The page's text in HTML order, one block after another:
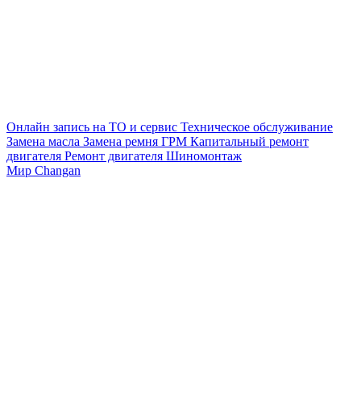
Онлайн запись на ТО и сервис Техническое обслуживание
Замена масла Замена ремня ГРМ Капитальный ремонт
двигателя Ремонт двигателя Шиномонтаж
Мир Changan